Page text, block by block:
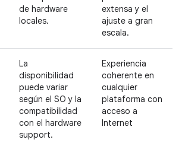
de hardware
locales.
extensa y el
ajuste a gran
escala.
La
disponibilidad
puede variar
según el SO y la
compatibilidad
con el hardware
support.
Experiencia
coherente en
cualquier
plataforma con
acceso a
Internet